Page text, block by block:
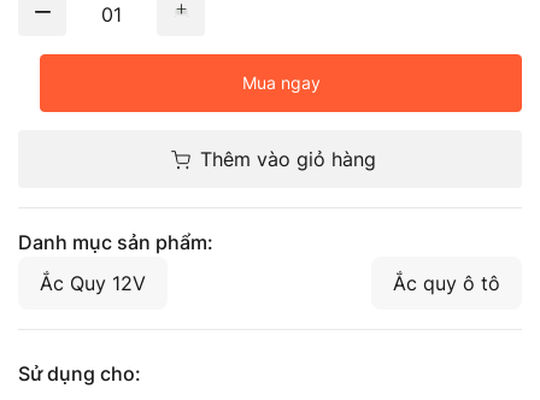
01
Mua ngay
Thêm vào giỏ hàng
Danh mục sản phẩm:
Ắc Quy 12V
Ắc quy ô tô
Sử dụng cho: